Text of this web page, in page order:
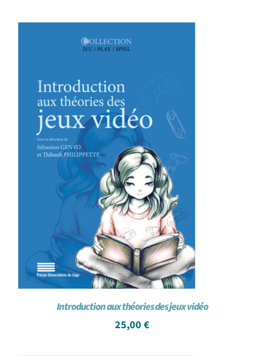
Introduction aux théories des jeux vidéo
25,00 €